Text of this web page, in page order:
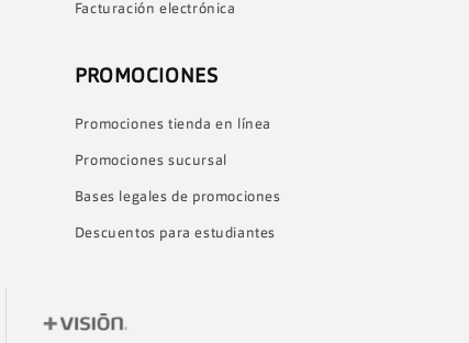
Facturación electrónica
PROMOCIONES
Promociones tienda en línea
Promociones sucursal
Bases legales de promociones
Descuentos para estudiantes